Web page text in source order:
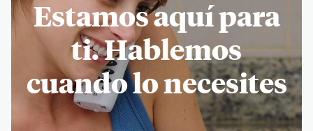
Estamos aquí para
ti. Hablemos
cuando lo necesites